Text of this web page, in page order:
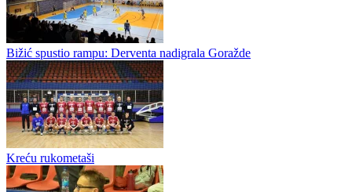
Borcu bodovi u Goraždu
Rukometaši Borca uknjižili su ove subote možda i ključnu
pobjedu u borbi za osvajanje drugog mjesta na kraju sezone! Na
pretposljednjem gostovanju u sezoni, u...
Rukometaši Borca pobijedili Goražde